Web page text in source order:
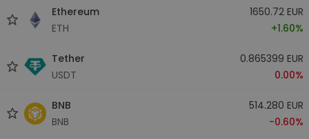
Ethereum
ETH
1650.72 EUR
+1.60%
Tether
USDT
0.865399 EUR
0.00%
BNB
BNB
514.280 EUR
-0.60%